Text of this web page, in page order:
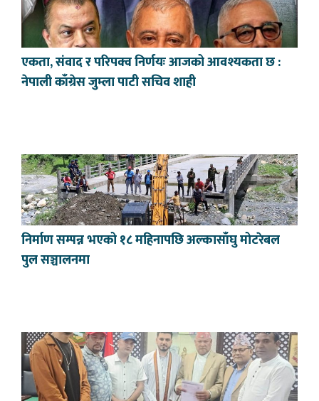
एकता, संवाद र परिपक्व निर्णयः आजको आवश्यकता छ :
नेपाली काँग्रेस जुम्ला पाटी सचिव शाही
निर्माण सम्पन्न भएको १८ महिनापछि अल्कासाँघु मोटरेबल
पुल सञ्चालनमा